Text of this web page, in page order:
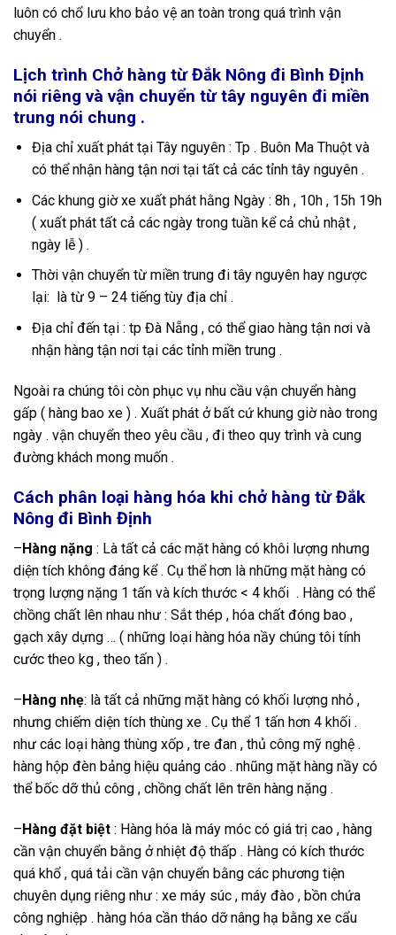
luôn có chổ lưu kho bảo vệ an toàn trong quá trình vận
chuyển .
Lịch trình Chở hàng từ Đắk Nông đi Bình Định
nói riêng và vận chuyển từ tây nguyên đi miền
trung nói chung .
Địa chỉ xuất phát tại Tây nguyên : Tp . Buôn Ma Thuột và
có thể nhận hàng tận nơi tại tất cả các tỉnh tây nguyên .
Các khung giờ xe xuất phát hằng Ngày : 8h , 10h , 15h 19h
( xuất phát tất cả các ngày trong tuần kể cả chủ nhật ,
ngày lễ ) .
Thời vận chuyển từ miền trung đi tây nguyên hay ngược
lại: là từ 9 – 24 tiếng tùy địa chỉ .
Địa chỉ đến tại : tp Đà Nẵng , có thể giao hàng tận nơi và
nhận hàng tận nơi tại các tỉnh miền trung .
Ngoài ra chúng tôi còn phục vụ nhu cầu vận chuyển hàng
gấp ( hàng bao xe ) . Xuất phát ở bất cứ khung giờ nào trong
ngày . vận chuyển theo yêu cầu , đi theo quy trình và cung
đường khách mong muốn .
Cách phân loại hàng hóa khi chở hàng từ Đắk
Nông đi Bình Định
– Hàng nặng : Là tất cả các mặt hàng có khôi lượng nhưng
diện tích không đáng kể . Cụ thể hơn là những mặt hàng có
trọng lượng nặng 1 tấn và kích thước < 4 khối . Hàng có thể
chồng chất lên nhau như : Sắt thép , hóa chất đóng bao ,
gạch xây dựng … ( những loại hàng hóa nầy chúng tôi tính
cước theo kg , theo tấn ) .
–Hàng nhẹ: là tất cả những mặt hàng có khối lượng nhỏ ,
nhưng chiếm diện tích thùng xe . Cụ thể 1 tấn hơn 4 khối .
như các loại hàng thùng xốp , tre đan , thủ công mỹ nghệ .
hàng hộp đèn bảng hiệu quảng cáo . nhũng mặt hàng nầy có
thể bốc dỡ thủ công , chồng chất lên trên hàng nặng .
–Hàng đặt biệt : Hàng hóa là máy móc có giá trị cao , hàng
cần vận chuyển bằng ở nhiệt độ thấp . Hàng có kích thước
quá khổ , quá tải cần vận chuyển bằng các phương tiện
chuyên dụng riêng như : xe máy súc , máy đào , bồn chứa
công nghiệp . hàng hóa cần tháo dỡ nâng hạ bằng xe cẩu